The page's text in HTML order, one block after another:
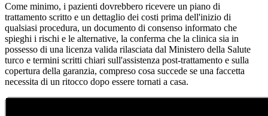
Come minimo, i pazienti dovrebbero ricevere un piano di
trattamento scritto e un dettaglio dei costi prima dell'inizio di
qualsiasi procedura, un documento di consenso informato che
spieghi i rischi e le alternative, la conferma che la clinica sia in
possesso di una licenza valida rilasciata dal Ministero della Salute
turco e termini scritti chiari sull'assistenza post-trattamento e sulla
copertura della garanzia, compreso cosa succede se una faccetta
necessita di un ritocco dopo essere tornati a casa.